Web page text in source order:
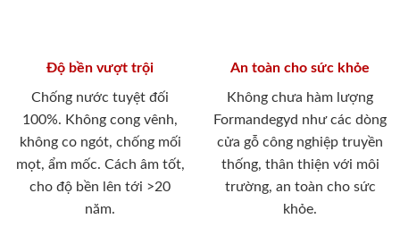
Độ bền vượt trội
Chống nước tuyệt đối
100%. Không cong vênh,
không co ngót, chống mối
mọt, ẩm mốc. Cách âm tốt,
cho độ bền lên tới >20
năm.
An toàn cho sức khỏe
Không chưa hàm lượng
Formandegyd như các dòng
cửa gỗ công nghiệp truyền
thống, thân thiện với môi
trường, an toàn cho sức
khỏe.